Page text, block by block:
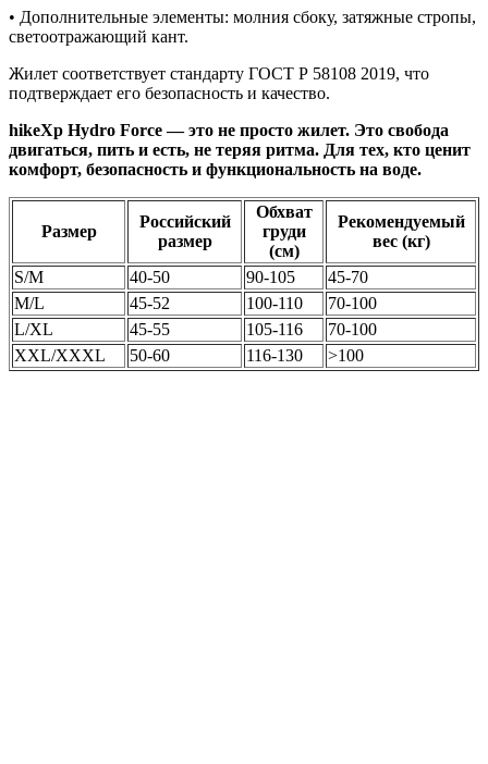
• Дополнительные элементы: молния сбоку, затяжные стропы,
светоотражающий кант.
Жилет соответствует стандарту ГОСТ Р 58108 2019, что
подтверждает его безопасность и качество.
hikeXp Hydro Force — это не просто жилет. Это свобода
двигаться, пить и есть, не теряя ритма. Для тех, кто ценит
комфорт, безопасность и функциональность на воде.
Размер
Российский
размер
Обхват
груди
(см)
Рекомендуемый
вес (кг)
S/M
40-50 90-105
45-70
M/L
45-52 100-110
70-100
L/XL
45-55 105-116
70-100
XXL/XXXL
50-60 116-130 >100